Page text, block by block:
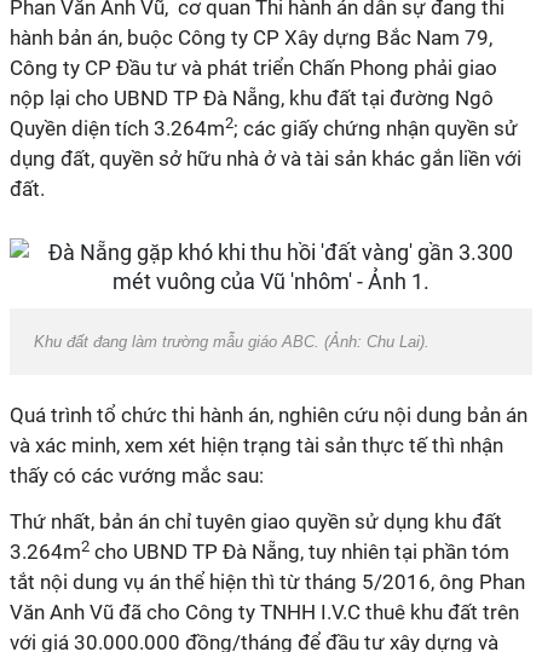
Phan Văn Anh Vũ, cơ quan Thi hành án dân sự đang thi
hành bản án, buộc Công ty CP Xây dựng Bắc Nam 79,
Công ty CP Đầu tư và phát triển Chấn Phong phải giao
nộp lại cho UBND TP Đà Nẵng, khu đất tại đường Ngô
Quyền diện tích 3.264m2; các giấy chứng nhận quyền sử
dụng đất, quyền sở hữu nhà ở và tài sản khác gắn liền với
đất.
Khu đất đang làm trường mẫu giáo ABC. (Ảnh: Chu Lai).
Quá trình tổ chức thi hành án, nghiên cứu nội dung bản án
và xác minh, xem xét hiện trạng tài sản thực tế thì nhận
thấy có các vướng mắc sau:
Thứ nhất, bản án chỉ tuyên giao quyền sử dụng khu đất
3.264m2 cho UBND TP Đà Nẵng, tuy nhiên tại phần tóm
tắt nội dung vụ án thể hiện thì từ tháng 5/2016, ông Phan
Văn Anh Vũ đã cho Công ty TNHH I.V.C thuê khu đất trên
với giá 30.000.000 đồng/tháng để đầu tư xây dựng và